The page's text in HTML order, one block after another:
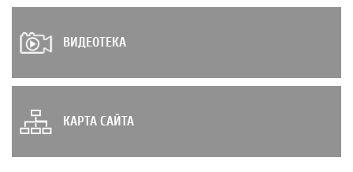
ВИДЕОТЕКА
КАРТА САЙТА